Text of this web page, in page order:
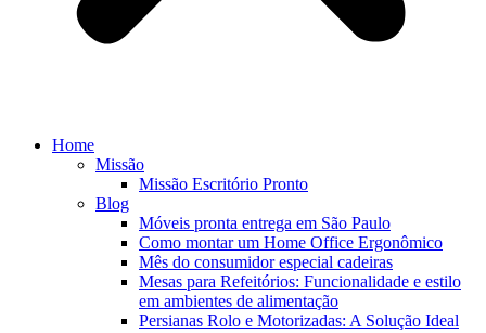
Home
Missão
Missão Escritório Pronto
Blog
Móveis pronta entrega em São Paulo
Como montar um Home Office Ergonômico
Mês do consumidor especial cadeiras
Mesas para Refeitórios: Funcionalidade e estilo
em ambientes de alimentação
Persianas Rolo e Motorizadas: A Solução Ideal